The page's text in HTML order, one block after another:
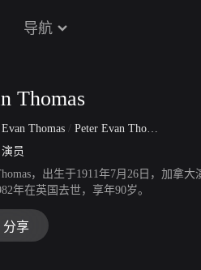
导航
Thomas
Evan Thomas / Peter Evan Thomas
演员
，出生于1911年7月26日，加拿
年在英国去世，享年90岁。
分享